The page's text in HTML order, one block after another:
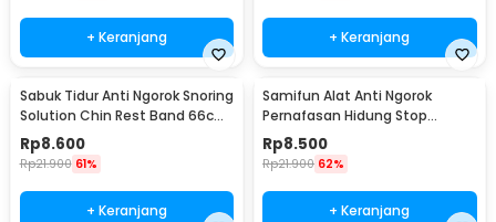
+ Keranjang + Keranjang
Sabuk Tidur Anti Ngorok Snoring
Solution Chin Rest Band 66cm
- 5582
Rp8.600
Rp21.900 61%
+ Keranjang
Samifun Alat Anti Ngorok
Pernafasan Hidung Stop
Snoring Air Purifier - MX-555
Rp8.500
Rp21.900 62%
+ Keranjang